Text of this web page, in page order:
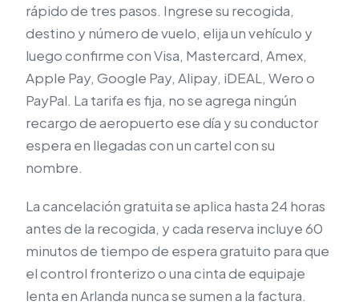
rápido de tres pasos. Ingrese su recogida,
destino y número de vuelo, elija un vehículo y
luego confirme con Visa, Mastercard, Amex,
Apple Pay, Google Pay, Alipay, iDEAL, Wero o
PayPal. La tarifa es fija, no se agrega ningún
recargo de aeropuerto ese día y su conductor
espera en llegadas con un cartel con su
nombre.
La cancelación gratuita se aplica hasta 24 horas
antes de la recogida, y cada reserva incluye 60
minutos de tiempo de espera gratuito para que
el control fronterizo o una cinta de equipaje
lenta en Arlanda nunca se sumen a la factura.